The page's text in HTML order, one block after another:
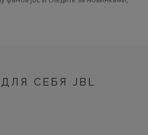
СЕБЯ JBL